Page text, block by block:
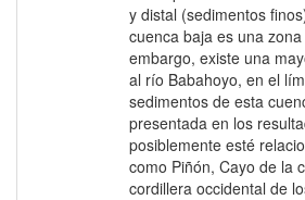
y distal (sedimentos
cuenca baja es una
embargo, existe una
al río Babahoyo, en el
sedimentos de esta
presentada en los
posiblemente esté
como Piñón, Cayo de la
cordillera occidental de